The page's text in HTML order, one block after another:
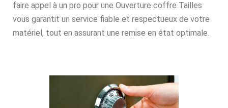
faire appel à un pro pour une Ouverture coffre Tailles
vous garantit un service fiable et respectueux de votre
matériel, tout en assurant une remise en état optimale.